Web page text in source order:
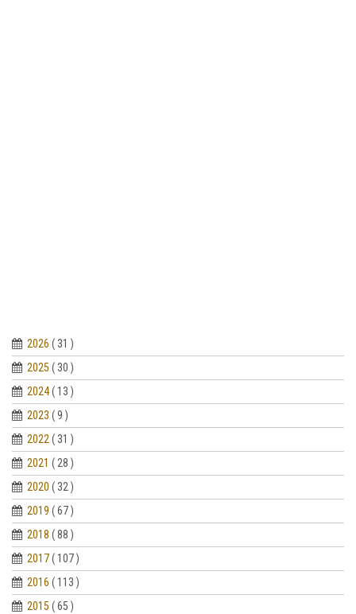
2026 ( 31 )
2025 ( 30 )
2024( 13 )
2023 ( 9 )
2022( 31 )
2021 ( 28 )
2020 ( 32 )
2019 ( 67 )
2018 ( 88 )
2017( 107 )
2016 ( 113 )
2015 ( 65 )